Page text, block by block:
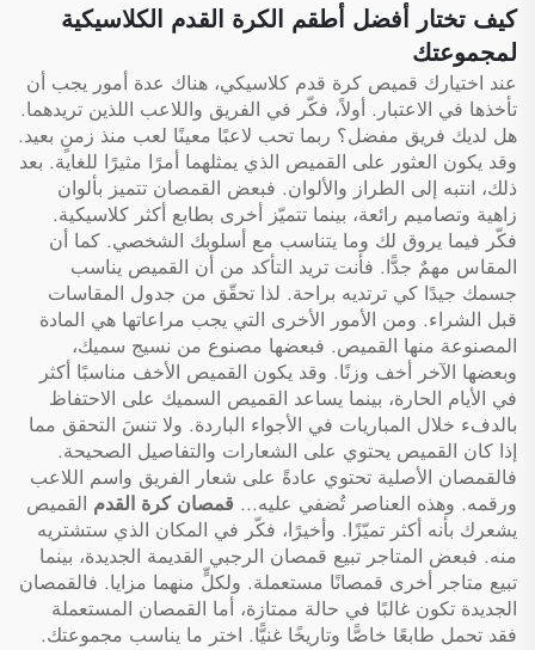
كيف تختار أفضل أطقم الكرة القدم الكلاسيكية
لمجموعتك
عند اختيارك قميص كرة قدم كلاسيكي، هناك عدة أمور يجب أن
تأخذها في الاعتبار. أولاً، فكّر في الفريق واللاعب اللذين تريدهما.
هل لديك فريق مفضل؟ ربما تحب لاعبًا معينًا لعب منذ زمنٍ بعيد.
وقد يكون العثور على القميص الذي يمثلهما أمرًا مثيرًا للغاية. بعد
ذلك، انتبه إلى الطراز والألوان. فبعض القمصان تتميز بألوان
زاهية وتصاميم رائعة، بينما تتميّز أخرى بطابع أكثر كلاسيكية.
فكّر فيما يروق لك وما يتناسب مع أسلوبك الشخصي. كما أن
المقاس مهمٌ جدًّا. فأنت تريد التأكد من أن القميص يناسب
جسمك جيدًا كي ترتديه براحة. لذا تحقّق من جدول المقاسات
قبل الشراء. ومن الأمور الأخرى التي يجب مراعاتها هي المادة
المصنوعة منها القميص. فبعضها مصنوع من نسيج سميك،
وبعضها الآخر أخف وزنًا. وقد يكون القميص الأخف مناسبًا أكثر
في الأيام الحارة، بينما يساعد القميص السميك على الاحتفاظ
بالدفء خلال المباريات في الأجواء الباردة. ولا تنسَ التحقق مما
إذا كان القميص يحتوي على الشعارات والتفاصيل الصحيحة.
فالقمصان الأصلية تحتوي عادةً على شعار الفريق واسم اللاعب
ورقمه. وهذه العناصر تُضفي عليه... قمصان كرة القدم القميص
يشعرك بأنه أكثر تميّزًا. وأخيرًا، فكّر في المكان الذي ستشتريه
منه. فبعض المتاجر تبيع قمصان الرجبي القديمة الجديدة، بينما
تبيع متاجر أخرى قمصانًا مستعملة. ولكلٍّ منهما مزايا. فالقمصان
الجديدة تكون غالبًا في حالة ممتازة، أما القمصان المستعملة
فقد تحمل طابعًا خاصًّا وتاريخًا غنيًّا. اختر ما يناسب مجموعتك.